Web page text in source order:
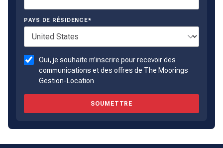
PAYS DE RÉSIDENCE*
Oui, je souhaite m’inscrire pour recevoir des
communications et des offres de The Moorings
Gestion-Location
SOUMETTRE